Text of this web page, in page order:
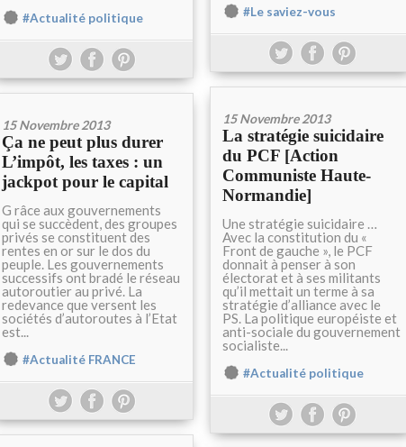
#Actualité politique #Le saviez-vous
15 Novembre 2013
La stratégie suicidaire
du PCF [Action
Communiste Haute-
Normandie]
Une stratégie suicidaire …
Avec la constitution du «
Front de gauche », le PCF
donnait à penser à son
électorat et à ses militants
qu’il mettait un terme à sa
stratégie d’alliance avec le
PS. La politique européiste et
anti-sociale du gouvernement
socialiste...
#Actualité politique
15 Novembre 2013
Ça ne peut plus durer
L’impôt, les taxes : un
jackpot pour le capital
G râce aux gouvernements
qui se succèdent, des groupes
privés se constituent des
rentes en or sur le dos du
peuple. Les gouvernements
successifs ont bradé le réseau
autoroutier au privé. La
redevance que versent les
sociétés d’autoroutes à l’Etat
est...
#Actualité FRANCE